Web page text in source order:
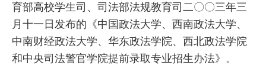
育部高校学生司、司法部法规教育司二〇〇三年三
月十一日发布的《中国政法大学、西南政法大学、
中南财经政法大学、华东政法学院、西北政法学院
和中央司法警官学院提前录取专业招生办法》。